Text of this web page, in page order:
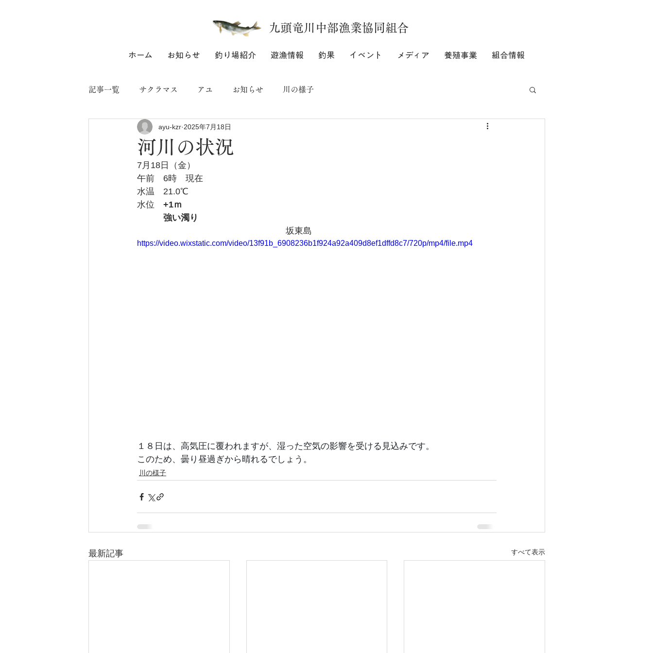
九頭竜川中部漁業協同組合
ホーム お知らせ 釣り場紹介 遊漁情報 釣果 イベント メディア 養殖事業 組合情報
記事一覧 サクラマス アユ お知らせ 川の様子
河川の状況
ayu-kzr 2025年7月18日
7月18日（金）
午前　6時　現在
水温　21.0℃
水位 +1ｍ
強い濁り
坂東島
https://video.wixstatic.com/video/13f91b_6908236b1f924a92a409d8ef1dffd8c7/720p/mp4/file.mp4
１８日は、高気圧に覆われますが、湿った空気の影響を受ける見込みです。
このため、曇り昼過ぎから晴れるでしょう。
川の様子
最新記事 すべて表示